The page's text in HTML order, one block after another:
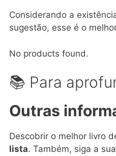
Considerando a
sugestão, esse é o
No products found.
📚 Para
Outras
Descobrir o melhor livro
lista. Também, siga a